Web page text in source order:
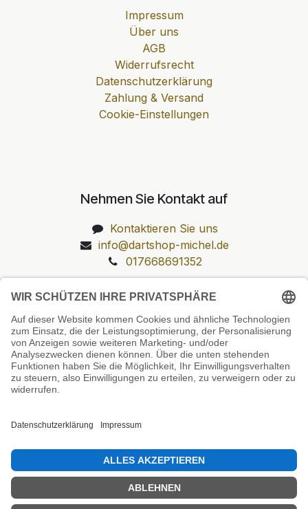
Impressum
Über uns
AGB
Widerrufsrecht
Datenschutzerklärung
Zahlung & Versand
Cookie-Einstellungen
Nehmen Sie Kontakt auf
Kontaktieren Sie uns
info@dartshop-michel.de
017668691352
Unsere Prüfsiegel